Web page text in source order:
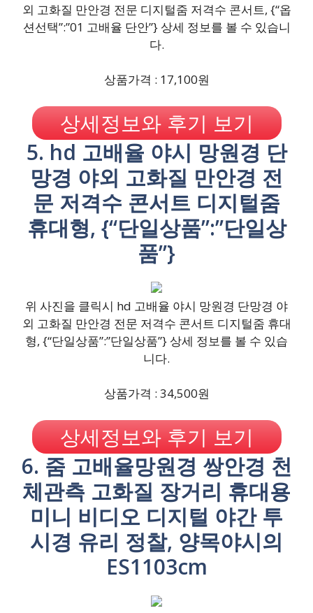
외 고화질 만안경 전문 디지털줌 저격수 콘서트, {“옵
션선택”:”01 고배율 단안”} 상세 정보를 볼 수 있습니
다.
상품가격 : 17,100원
상세정보와 후기 보기
5. hd 고배율 야시 망원경 단
망경 야외 고화질 만안경 전
문 저격수 콘서트 디지털줌
휴대형, {“단일상품”:”단일상
품”}
위 사진을 클릭시 hd 고배율 야시 망원경 단망경 야
외 고화질 만안경 전문 저격수 콘서트 디지털줌 휴대
형, {“단일상품”:”단일상품”} 상세 정보를 볼 수 있습
니다.
상품가격 : 34,500원
상세정보와 후기 보기
6. 줌 고배율망원경 쌍안경 천
체관측 고화질 장거리 휴대용
미니 비디오 디지털 야간 투
시경 유리 정찰, 양목야시의
ES1103cm